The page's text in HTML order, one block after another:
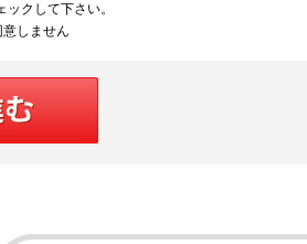
クして下さい。
意しません